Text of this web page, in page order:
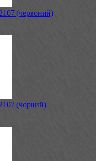
(червоний)
(чорний)